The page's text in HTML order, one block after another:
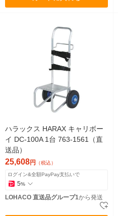
ハラックス HARAX キャリボー
イ DC-100A 1台 763-1561（直
送品）
25,608円 （税込）
ログイン&全額PayPay支払いで
5%
LOHACO 直送品グループ1から発送